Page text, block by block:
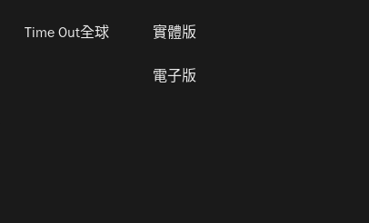
Time Out全球 實體版
電子版